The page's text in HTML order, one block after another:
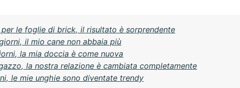
le foglie di brick, il risultato è sorprendente
il mio cane non abbaia più
la mia doccia è come nuova
la nostra relazione è cambiata completamente
le mie unghie sono diventate trendy